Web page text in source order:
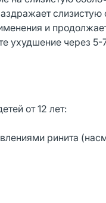
и
ухудшение через
от 12 лет:
ринита